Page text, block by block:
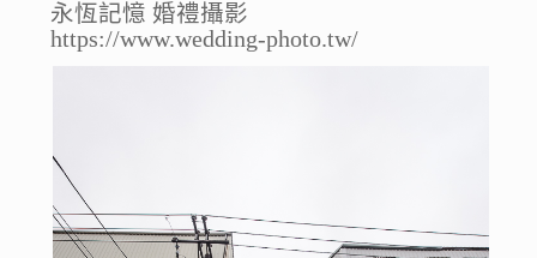
永恆記憶 婚禮攝影
https://www.wedding-photo.tw/